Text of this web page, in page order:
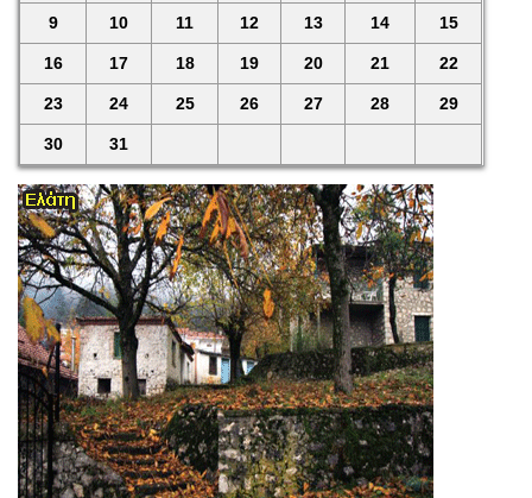
9 10 11 12 13 14 15
16 17 18 19 20 21 22
23 24 25 26 27 28 29
30 31